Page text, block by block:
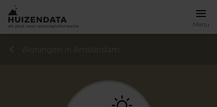
Menu
Woningen in Amsterdam